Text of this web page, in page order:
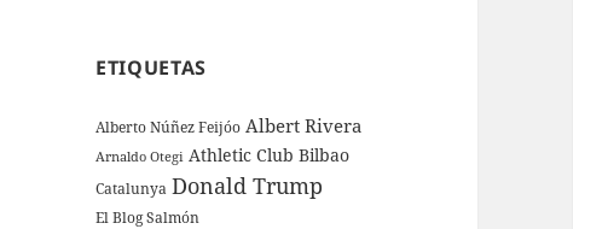
ETIQUETAS
Alberto Núñez Feijóo Albert Rivera
Arnaldo Otegi Athletic Club Bilbao
Catalunya Donald Trump
El Blog Salmón